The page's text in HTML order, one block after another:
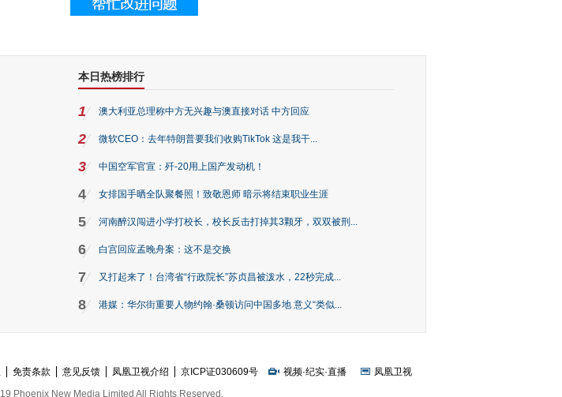
本日热榜排行
1 澳大利亚总理称中方无兴趣与澳直接对话 中方回应
2 微软CEO：去年特朗普要我们收购TikTok 这是我干...
3 中国空军官宣：歼-20用上国产发动机！
4 女排国手晒全队聚餐照！致敬恩师 暗示将结束职业生涯
5 河南醉汉闯进小学打校长，校长反击打掉其3颗牙，双双被刑...
6 白宫回应孟晚舟案：这不是交换
7 又打起来了！台湾省“行政院长”苏贞昌被泼水，22秒完成...
8 港媒：华尔街重要人物约翰·桑顿访问中国多地 意义“类似...
免责条款 意见反馈 凤凰卫视介绍 京ICP证030609号 视频·纪实·直播
凤凰卫视
Phoenix New Media Limited All Rights Reserved.